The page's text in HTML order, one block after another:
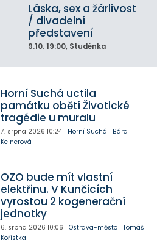
Láska, sex a žárlivost
/ divadelní
představení
9.10. 19:00, Studénka
Horní Suchá uctila
památku obětí Životické
tragédie u muralu
7. srpna 2026 10:24| Horní Suchá | Bára
Kelnerová
OZO bude mít vlastní
elektřinu. V Kunčicích
vyrostou 2 kogenerační
jednotky
6. srpna 2026 10:06 | Ostrava-město| Tomáš
Kořistka